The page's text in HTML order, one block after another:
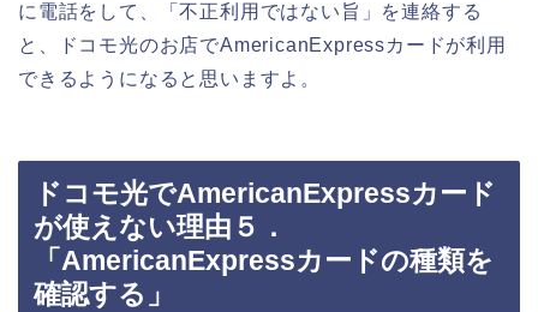
に電話をして、「不正利用ではない旨」を連絡する
と、ドコモ光のお店でAmericanExpressカードが利用
できるようになると思いますよ。
ドコモ光でAmericanExpressカード
が使えない理由５．
「AmericanExpressカードの種類を
確認する」